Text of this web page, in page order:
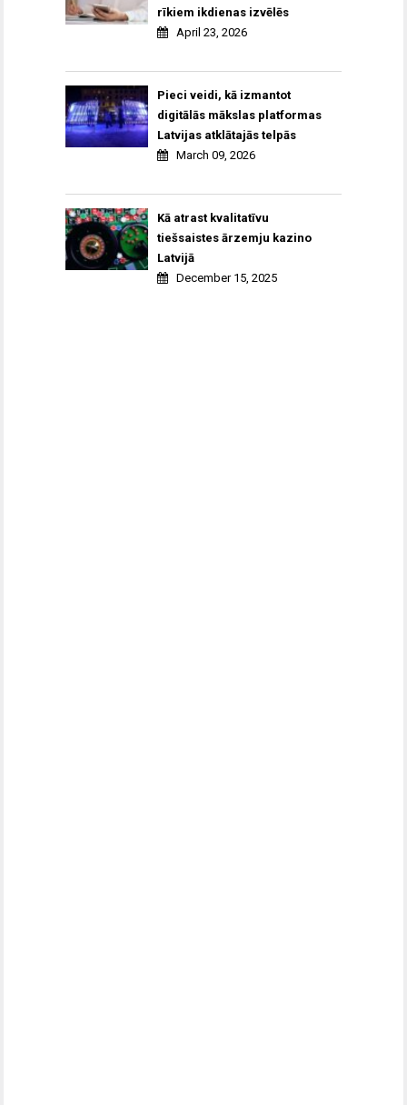
rīkiem ikdienas izvēlēs
April 23, 2026
Pieci veidi, kā izmantot
digitālās mākslas platformas
Latvijas atklātajās telpās
March 09, 2026
Kā atrast kvalitatīvu
tiešsaistes ārzemju kazino
Latvijā
December 15, 2025